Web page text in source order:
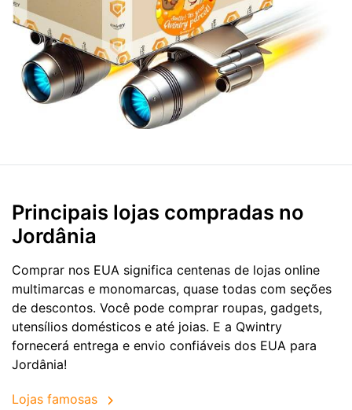
Principais lojas compradas no
Jordânia
Comprar nos EUA significa centenas de lojas online
multimarcas e monomarcas, quase todas com seções
de descontos. Você pode comprar roupas, gadgets,
utensílios domésticos e até joias. E a Qwintry
fornecerá entrega e envio confiáveis dos EUA para
Jordânia!
Lojas famosas